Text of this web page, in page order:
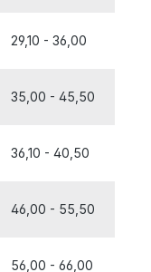
29,10 - 36,00
35,00 - 45,50
36,10 - 40,50
46,00 - 55,50
56,00 - 66,00